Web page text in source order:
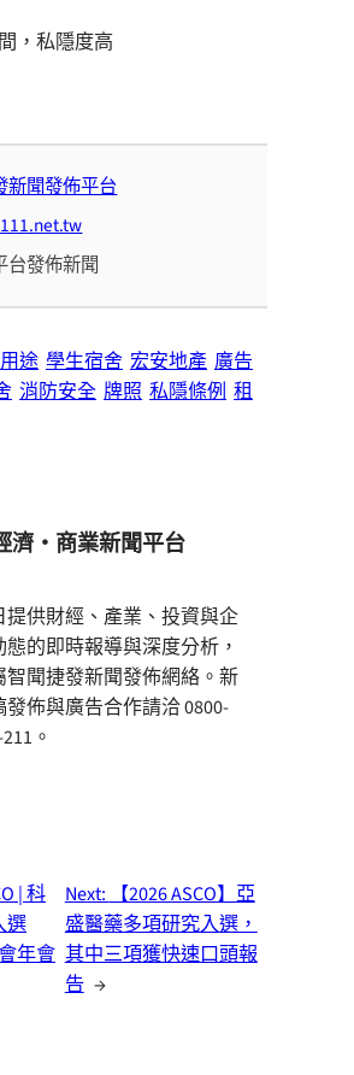
，私隱度高
新聞發佈平台
台發佈新聞
途 學生宿舍 宏安地產 廣告
消防安全 牌照 私隱條例 租
濟・商業新聞平台
提供財經、產業、投資與企
態的即時報導與深度分析，
智聞捷發新聞發佈網絡。新
發佈與廣告合作請洽 0800-
。
| 科
選
年會
Next:
【2026 ASCO】亞
盛醫藥多項研究入選，
其中三項獲快速口頭報
告 →